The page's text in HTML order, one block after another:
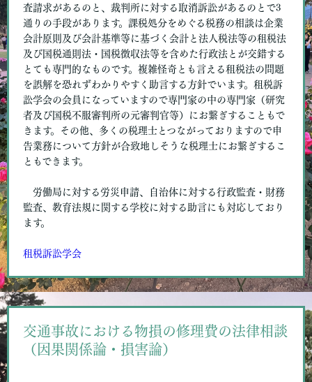
査請求があるのと、裁判所に対する取消訴訟があるのとで3
通りの手段があります。課税処分をめぐる税務の相談は企業
会計原則及び会計基準等に基づく会計と法人税法等の租税法
及び国税通則法・国税徴収法等を含めた行政法とが交錯する
とても専門的なものです。複雑怪奇とも言える租税法の問題
を誤解を恐れずわかりやすく助言する方針でいます。租税訴
訟学会の会員になっていますので専門家の中の専門家（研究
者及び国税不服審判所の元審判官等）にお繋ぎすることもで
きます。その他、多くの税理士とつながっておりますので申
告業務について方針が合致地しそうな税理士にお繋ぎするこ
ともできます。
労働局に対する労災申請、自治体に対する行政監査・財務
監査、教育法規に関する学校に対する助言にも対応しており
ます。
租税訴訟学会
交通事故における物損の修理費の法律相談
（因果関係論・損害論）